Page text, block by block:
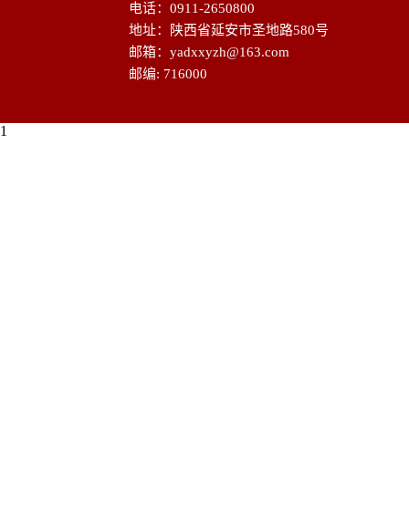
电话：0911-2650800
地址：陕西省延安市圣地路580号
邮箱：yadxxyzh@163.com
邮编: 716000
1